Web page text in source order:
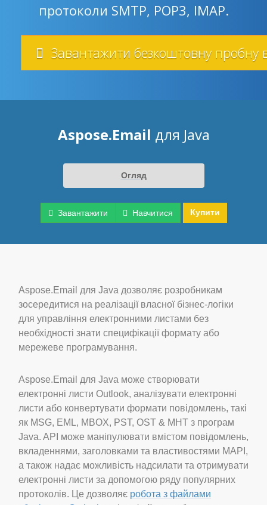
протоколи SMTP, POP3, IMAP.
Завантажити безкоштовну пробну
Aspose.Email для Java
Огляд
Завантажити Навчитися Купити
Aspose.Email для Java дозволяє розробникам
зосередитися на реалізації власної бізнес-логіки
для управління електронними листами без
необхідності знати специфікації формату або
мережеве програмування.
Aspose.Email для Java може створювати
електронні листи Outlook, аналізувати електронні
листи або конвертувати формати повідомлень, такі
як MSG, EML, MBOX, PST, OST & MHT з програм
Java. API може маніпулювати вмістом повідомлень,
вкладеннями, заголовками та властивостями MAPI,
а також надає можливість надсилати та отримувати
електронні листи за допомогою ряду популярних
протоколів. Це дозволяє робота з файлами